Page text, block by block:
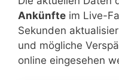
Ankünfte im Live-
Sekunden
und mögliche
online eingesehen